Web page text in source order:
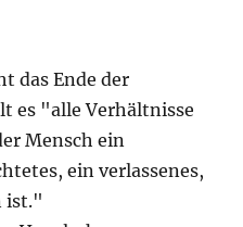
das Ende der
es "alle Verhältnisse
Mensch ein
ein verlassenes,
ist."